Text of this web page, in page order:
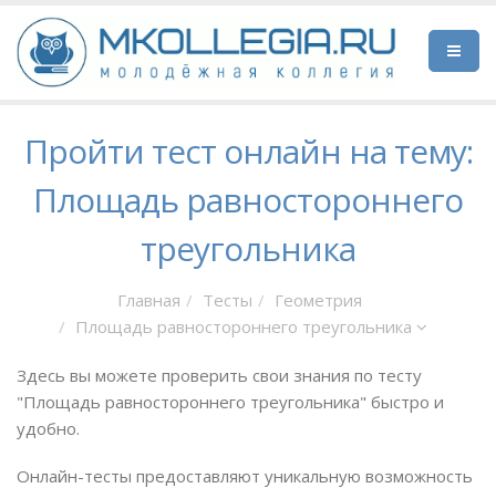
Пройти тест онлайн на тему:
Площадь равностороннего
треугольника
Главная Тесты
Геометрия
Площадь равностороннего треугольника
Здесь вы можете проверить свои знания по тесту
"Площадь равностороннего треугольника" быстро и
удобно.
Онлайн-тесты предоставляют уникальную возможность